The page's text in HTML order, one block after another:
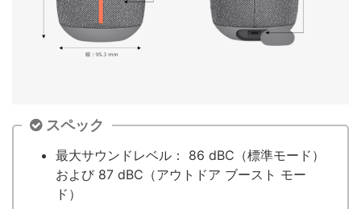
スペック
最大サウンドレベル： 86 dBC（標準モード）
および 87 dBC（アウトドア ブースト モー
ド）